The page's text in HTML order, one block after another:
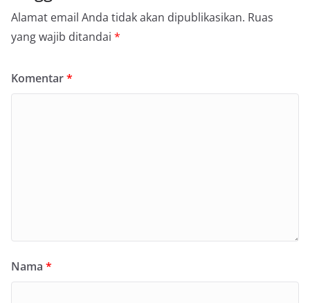
Alamat email Anda tidak akan dipublikasikan. Ruas
yang wajib ditandai *
Komentar*
Nama *